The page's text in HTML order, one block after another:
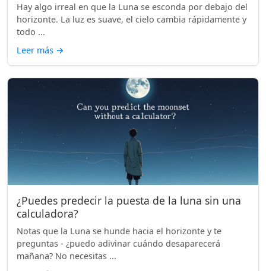
Hay algo irreal en que la Luna se esconda por debajo del
horizonte. La luz es suave, el cielo cambia rápidamente y
todo ...
Leer más →
¿Puedes predecir la puesta de la luna sin una
calculadora?
Notas que la Luna se hunde hacia el horizonte y te
preguntas - ¿puedo adivinar cuándo desaparecerá
mañana? No necesitas ...